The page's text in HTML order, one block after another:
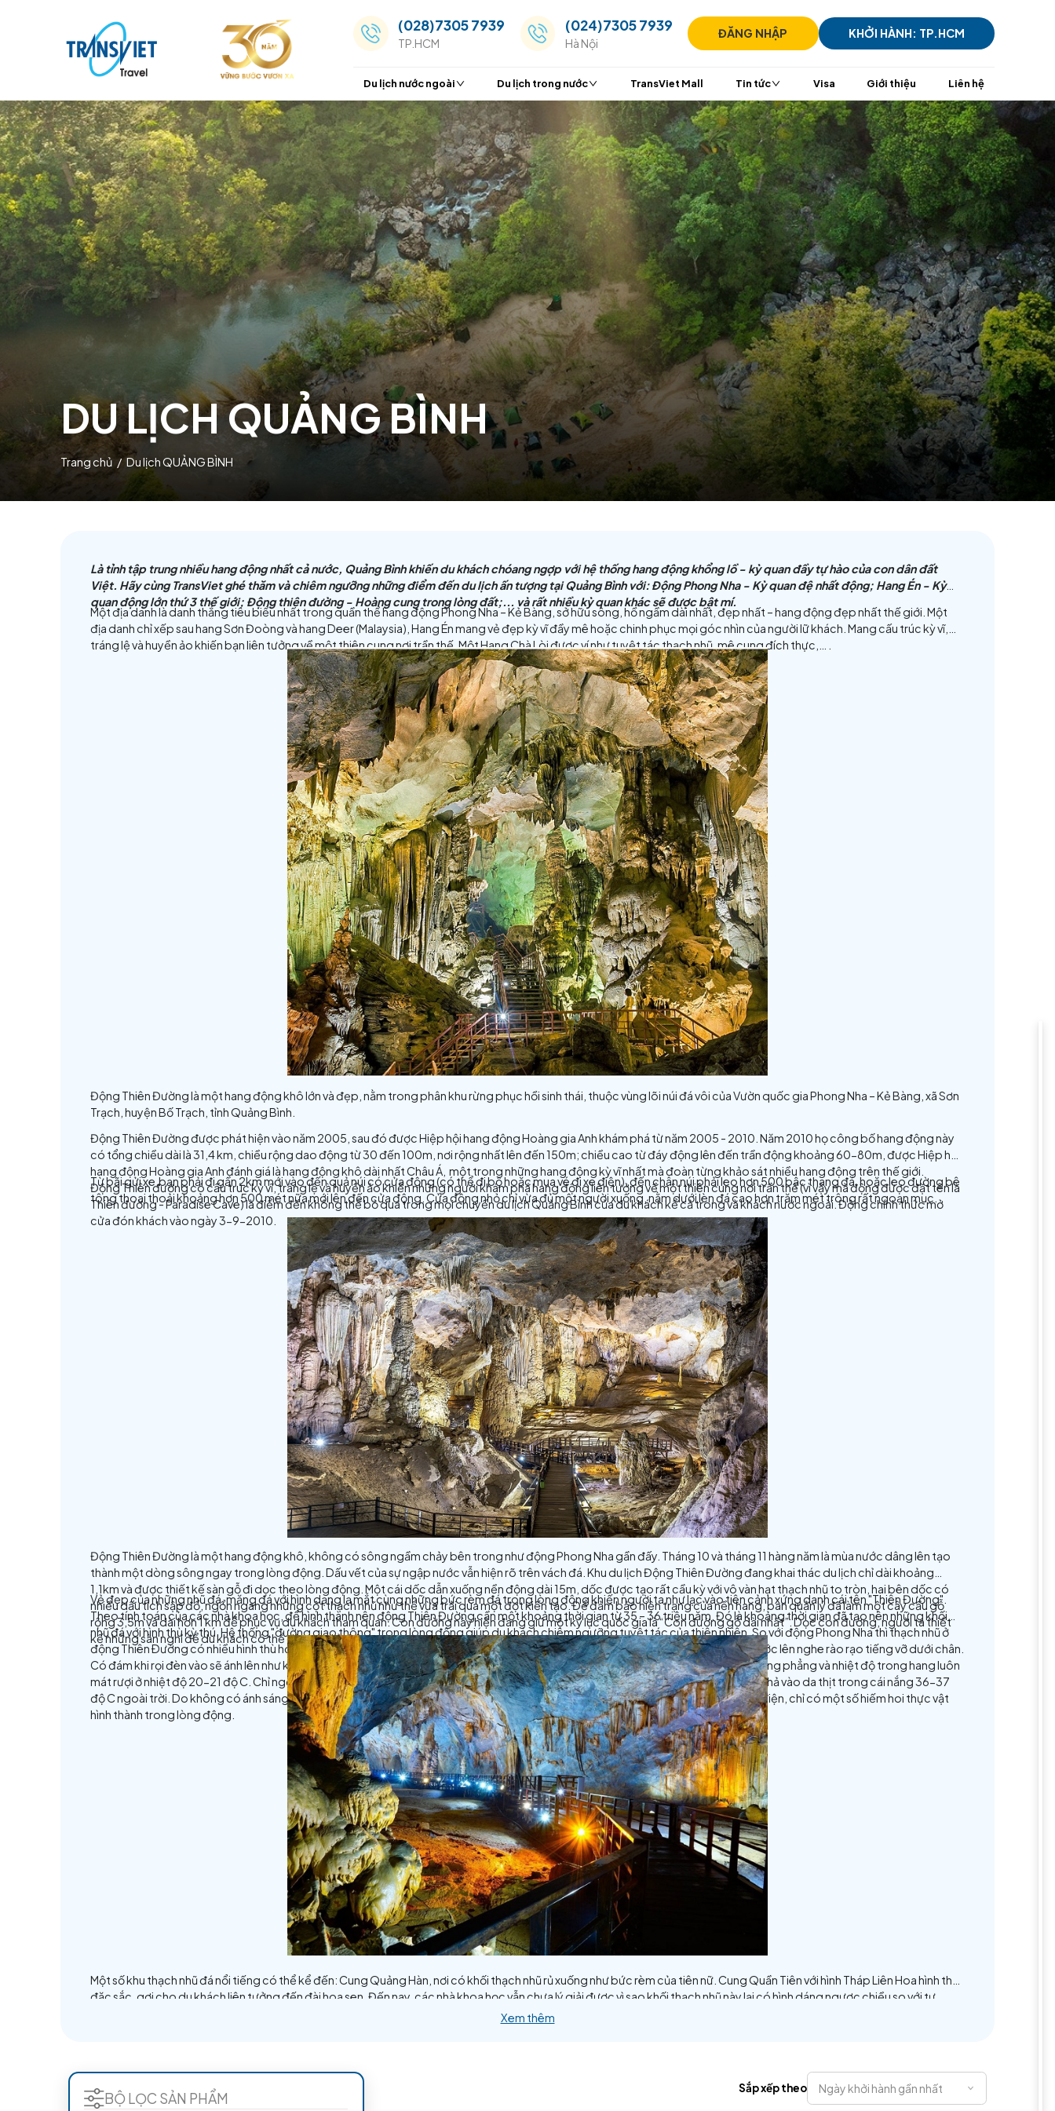
(028)7305 7939 (024)7305 7939
Hà Nội
ĐĂNG NHẬP
Du lịch nước ngoài Du lịch trong nước TransViet Mall Tin tức Visa Giới
DU LỊCH QUẢNG BÌNH
Là tỉnh tập trung nhiều hang động nhất cả nước, Quảng Bình khiến du khách chóang ngợp với hệ thống hang động khổng lồ - kỳ quan đầy tự hào của
Việt. Hãy cùng TransViet ghé thăm và chiêm ngưỡng những điểm đến du lịch ấn tượng tại Quảng Bình với: Động Phong Nha - Kỳ quan đệ nhất động;
quan động lớn thứ 3 thế giới; Động thiên đường - Hoàng cung trong lòng đất;... và rất nhiều kỳ quan khác sẽ được bật mí.
Một địa danh là danh thắng tiêu biểu nhất trong quần thể hang động Phong Nha – Kẻ Bàng, sở hữu sông, hồ ngầm dài nhất, đẹp nhất – hang động đẹp nhất
địa danh chỉ xếp sau hang Sơn Đoòng và hang Deer (Malaysia), Hang Én mang vẻ đẹp kỳ vĩ đầy mê hoặc chinh phục mọi góc nhìn của người lữ khách. Mang
tráng lệ và huyền ảo khiến bạn liên tưởng về một thiên cung nơi trần thế. Một Hang Chà Lòi được ví như tuyệt tác thạch nhũ, mê cung đích thực,… .
Động Thiên Đường là một hang động khô lớn và đẹp, nằm trong phân khu rừng phục hồi sinh thái, thuộc vùng lõi núi đá vôi của Vườn quốc gia Phong Nha – Kẻ
Trạch, huyện Bố Trạch, tỉnh Quảng Bình.
Động Thiên Đường được phát hiện vào năm 2005, sau đó được Hiệp hội hang động Hoàng gia Anh khám phá từ năm 2005 - 2010. Năm 2010 họ công bố
có tổng chiều dài là 31,4 km, chiều rộng dao động từ 30 đến 100m, nơi rộng nhất lên đến 150m; chiều cao từ đáy động lên đến trần động khoảng 60-80m,
hang động Hoàng gia Anh đánh giá là hang động khô dài nhất Châu Á, một trong những hang động kỳ vĩ nhất mà đoàn từng khảo sát nhiều hang động trên
Động Thiên đường có cấu trúc kỳ vĩ, tráng lệ và huyền ảo khiến những người khám phá hang động liên tưởng về một thiên cung nơi trần thế (vì vậy mà động
Thiên đường - Paradise Cave) là điểm đến không thể bỏ qua trong mọi chuyến du lịch Quảng Bình của du khách kể cả trong và khách nước ngoài. Động
cửa đón khách vào ngày 3-9-2010.
Từ bãi gửi xe,bạn phải đi gần 2km mới vào đến quả núi có cửa động (có thể đi bộ hoặc mua vé đi xe điện), đến chân núi phải leo hơn 500 bậc thang đá, hoặc
tông thoai thoải khoảng hơn 500 mét nữa mới lên đến cửa động. Cửa động nhỏ chỉ vừa đủ một người xuống, nằm dưới lèn đá cao hơn trăm mét trông rất
Động Thiên Đường là một hang động khô, không có sông ngầm chảy bên trong như động Phong Nha gần đấy. Tháng 10 và tháng 11 hàng năm là mùa nước
thành một dòng sông ngay trong lòng động. Dấu vết của sự ngập nước vẫn hiện rõ trên vách đá. Khu du lịch Động Thiên Đường đang khai thác du lịch chỉ dài
1,1km và được thiết kế sàn gỗ đi dọc theo lòng động. Một cái dốc dẫn xuống nền động dài 15m, dốc được tạo rất cầu kỳ với vô vàn hạt thạch nhũ to tròn, hai
nhiều dấu tích sập đổ, ngổn ngang những cột thạch nhũ như thể vừa trải qua một đợt kiến tạo. Để đảm bảo hiện trạng của nền hang, ban quản lý đã làm một
rộng 3,5m và dài hơn 1 km để phục vụ du khách tham quan. Con đường này hiện đang giữ một kỷ lục quốc gia là “Con đường gỗ dài nhất”. Dọc con đường,
kế những sàn nghỉ để du khách có thể dừng nghỉ chân.
Vẻ đẹp của những nhũ đá, măng đá với hình dạng lạ mắt cùng những bức rèm đá trong lòng động khiến người ta như lạc vào tiên cảnh xứng danh cái tên
Theo tính toán của các nhà khoa học, để hình thành nên động Thiên Đường cần một khoảng thời gian từ 35 – 36 triệu năm. Đó là khoảng thời gian đã tạo nên
nhũ đá với hình thù kỳ thú. Hệ thống "đường giao thông" trong lòng động giúp du khách chiêm ngưỡng tuyệt tác của thiên nhiên. So với động Phong Nha thì
động Thiên Ðường có nhiều hình thù hơn. Thỉnh thoảng lại bắt gặp một triền nhũ đá dốc như mới hình thành, còn ẩm ướt hơi nước, bước lên nghe rào rạo
Có đám khi rọi đèn vào sẽ ánh lên như kim tuyến, nhấp nháy như muôn vàn ánh sao đêm. Phần lớn nền động là đất dẻo, rộng và khá bằng phẳng và nhiệt độ
mát rượi ở nhiệt độ 20-21 độ C. Chỉ ngồi trước cửa động thôi cũng cảm nhận được từng luồng hơi mát từ dưới động thổngược lên, phả vào da thịt trong cái
độ C ngoài trời. Do không có ánh sáng tự nhiên nên không có thảm thực vật trong lòng động. Nhờ sự quang hợp của ánh sáng đèn điện, chỉ có một số hiếm